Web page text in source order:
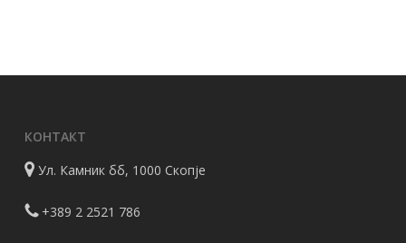
КОНТАКТ
Ул. Камник бб, 1000 Скопје
+389 2 2521 786